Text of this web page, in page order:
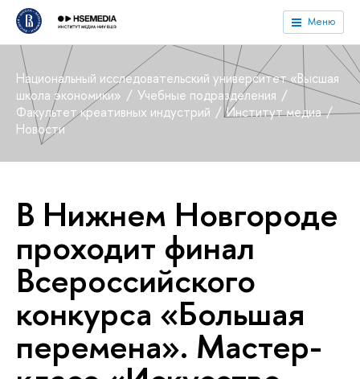
Меню
Национальный исследовательский университет «Высшая
школа экономики»
Учебные подразделения
Факультет креативных индустрий
Институт медиа
Новости
В Нижнем Новгороде
проходит финал
Всероссийского
конкурса «Большая
перемена». Мастер-